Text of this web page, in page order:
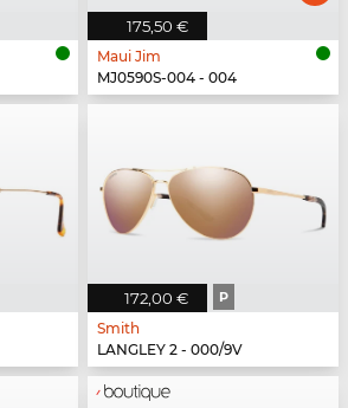
175,50 €
Maui Jim
MJ0590S-004 - 004
172,00 € P
Smith
LANGLEY 2 - 000/9V